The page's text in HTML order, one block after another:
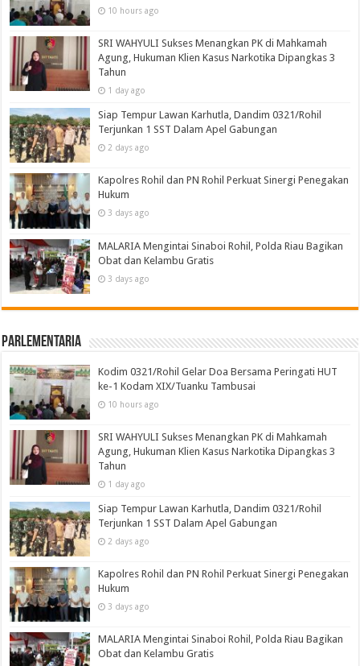
10 hours ago
SRI WAHYULI Sukses Menangkan PK di Mahkamah
Agung, Hukuman Klien Kasus Narkotika Dipangkas 3
Tahun
1 day ago
Siap Tempur Lawan Karhutla, Dandim 0321/Rohil
Terjunkan 1 SST Dalam Apel Gabungan
2 days ago
Kapolres Rohil dan PN Rohil Perkuat Sinergi Penegakan
Hukum
3 days ago
MALARIA Mengintai Sinaboi Rohil, Polda Riau Bagikan
Obat dan Kelambu Gratis
3 days ago
Parlementaria
Kodim 0321/Rohil Gelar Doa Bersama Peringati HUT
ke-1 Kodam XIX/Tuanku Tambusai
10 hours ago
SRI WAHYULI Sukses Menangkan PK di Mahkamah
Agung, Hukuman Klien Kasus Narkotika Dipangkas 3
Tahun
1 day ago
Siap Tempur Lawan Karhutla, Dandim 0321/Rohil
Terjunkan 1 SST Dalam Apel Gabungan
2 days ago
Kapolres Rohil dan PN Rohil Perkuat Sinergi Penegakan
Hukum
3 days ago
MALARIA Mengintai Sinaboi Rohil, Polda Riau Bagikan
Obat dan Kelambu Gratis